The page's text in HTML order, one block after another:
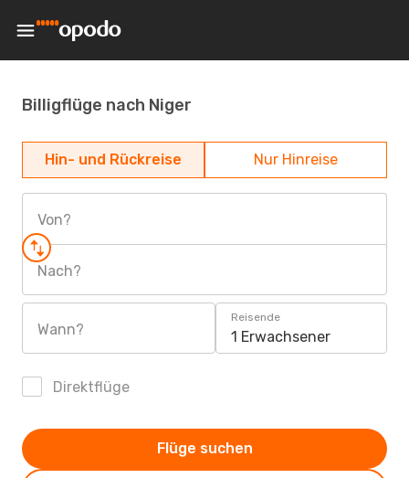
Billigflüge nach Niger
Hin- und Rückreise Nur Hinreise
Von?
Nach?
Wann?
Reisende
1 Erwachsener
Direktflüge
Flüge suchen